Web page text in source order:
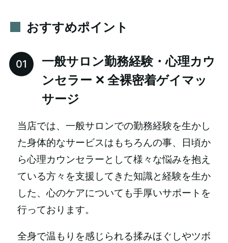
おすすめポイント
一般サロン勤務経験・心理カウ
ンセラー ✕ 全裸密着ゲイマッ
サージ
当店では、一般サロンでの勤務経験を生かし
た身体的なサービスはもちろんの事、日頃か
ら心理カウンセラーとして様々な悩みを抱え
ている方々を支援してきた知識と経験を生か
した、心のケアについても手厚いサポートを
行っております。
全身で温もりを感じられる揉みほぐしやツボ